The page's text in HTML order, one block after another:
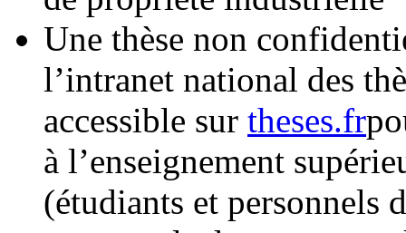
Une thèse non
l’intranet national des
accessible sur theses.fr
à l’enseignement
(étudiants et personnels